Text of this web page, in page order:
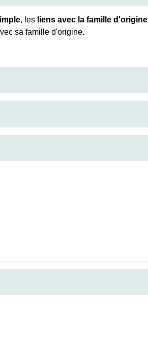
, les liens avec la famille d'origine
sa famille d'origine.